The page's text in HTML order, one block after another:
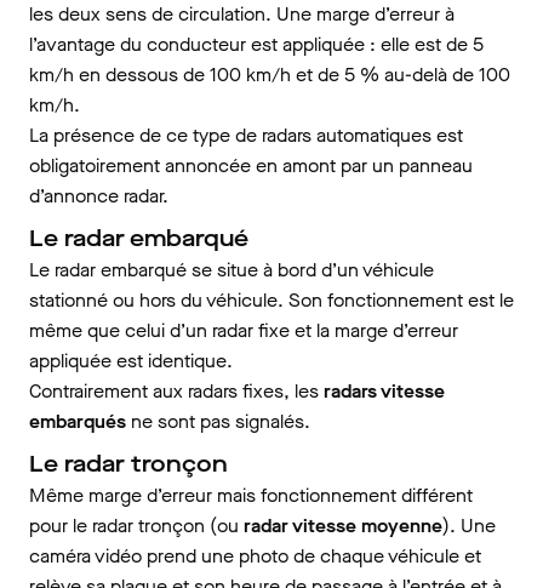
les deux sens de circulation. Une marge d’erreur à
l’avantage du conducteur est appliquée : elle est de 5
km/h en dessous de 100 km/h et de 5 % au-delà de 100
km/h.
La présence de ce type de radars automatiques est
obligatoirement annoncée en amont par un panneau
d’annonce radar.
Le radar embarqué
Le radar embarqué se situe à bord d’un véhicule
stationné ou hors du véhicule. Son fonctionnement est le
même que celui d’un radar fixe et la marge d’erreur
appliquée est identique.
Contrairement aux radars fixes, lesradars vitesse
embarqués ne sont pas signalés.
Le radar tronçon
Même marge d’erreur mais fonctionnement différent
pour le radar tronçon (ou radar vitesse moyenne). Une
caméra vidéo prend une photo de chaque véhicule et